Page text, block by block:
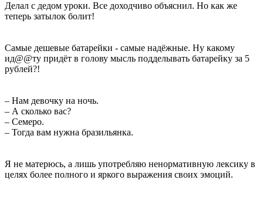
Делал с дедом уроки. Все доходчиво объяснил. Но как же
теперь затылок болит!
Самые дешевые батарейки - самые надёжные. Ну какому
ид@@ту придёт в голову мысль подделывать батарейку за 5
рублей?!
– Нам девочку на ночь.
– А сколько вас?
– Семеро.
– Тогда вам нужна бразильянка.
Я не матерюсь, а лишь употребляю ненормативную лексику в
целях более полного и яркого выражения своих эмоций.